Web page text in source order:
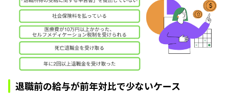
退職前の給与が前年対比で少ないケース